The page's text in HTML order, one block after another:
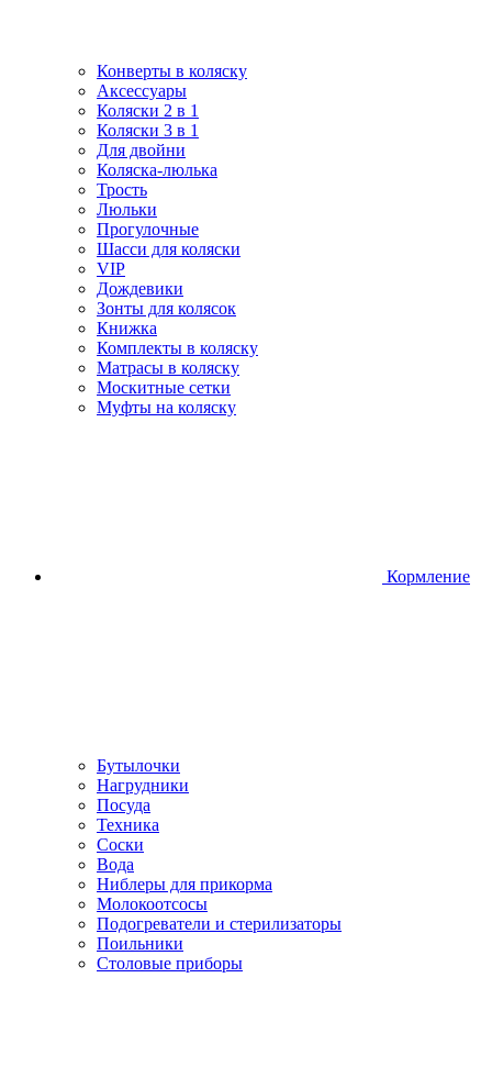
Конверты в коляску
Аксессуары
Коляски 2 в 1
Коляски 3 в 1
Для двойни
Коляска-люлька
Трость
Люльки
Прогулочные
Шасси для коляски
VIP
Дождевики
Зонты для колясок
Книжка
Комплекты в коляску
Матрасы в коляску
Москитные сетки
Муфты на коляску
Кормление
Бутылочки
Нагрудники
Посуда
Техника
Соски
Вода
Ниблеры для прикорма
Молокоотсосы
Подогреватели и стерилизаторы
Поильники
Столовые приборы